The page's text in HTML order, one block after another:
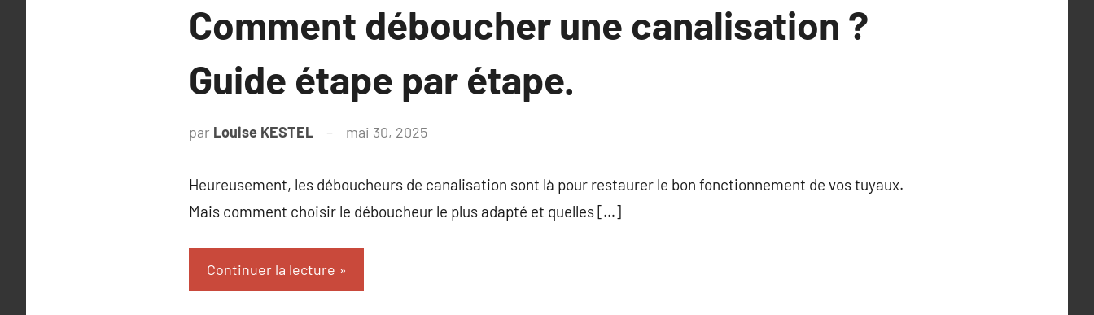
Comment déboucher une canalisation ?
Guide étape par étape.
par Louise KESTEL mai 30, 2025
Heureusement, les déboucheurs de canalisation sont là pour restaurer le bon fonctionnement de vos tuyaux.
Mais comment choisir le déboucheur le plus adapté et quelles […]
Continuer la lecture